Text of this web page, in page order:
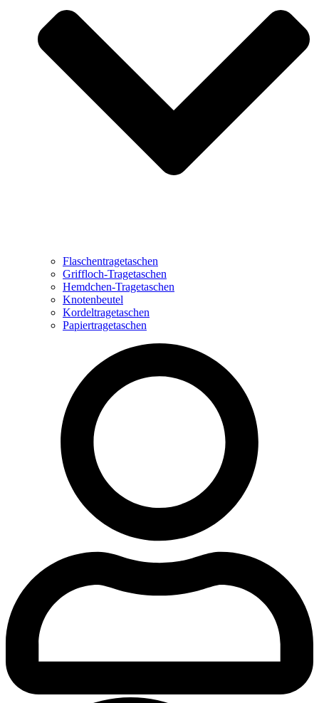
Flaschentragetaschen
Griffloch-Tragetaschen
Hemdchen-Tragetaschen
Knotenbeutel
Kordeltragetaschen
Papiertragetaschen